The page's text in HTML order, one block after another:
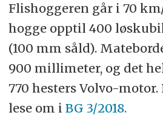
Flishoggeren går i 70
hogge opptil 400
(100 mm såld).
900 millimeter, og det
770 hesters Volvo-motor.
lese om i BG 3/2018.